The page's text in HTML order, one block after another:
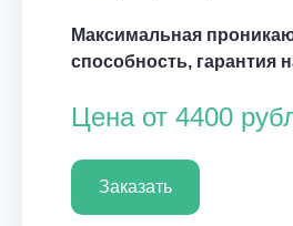
Максимальная
способность, гарантия
Цена от 4400
Заказать